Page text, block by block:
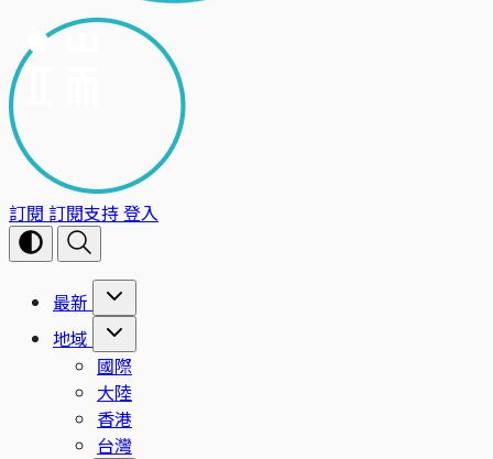
訂閱 訂閱支持登入
最新
地域
國際
大陸
香港
台灣